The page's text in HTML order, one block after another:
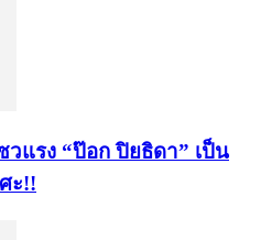
แรง “ป๊อก ปิยธิดา” เป็น
ะ!!